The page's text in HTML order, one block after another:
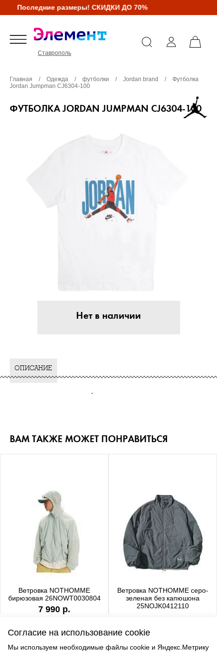
Последние размеры! СКИДКИ ДО 70%
Ставрополь
Главная / Одежда / футболки / Jordan brand /
Футболка
Jordan Jumpman CJ6304-100
ФУТБОЛКА JORDAN JUMPMAN CJ6304-100
Нет в наличии
ОПИСАНИЕ
-
ВАМ ТАКЖЕ МОЖЕТ ПОНРАВИТЬСЯ
Ветровка NOTHOMME
бирюзовая 26NOWT0030804
7 990 р.
Ветровка NOTHOMME серо-
зеленая без капюшона
25NOJK0412110
Согласие на использование cookie
Мы используем необходимые файлы cookie и Яндекс.Метрику